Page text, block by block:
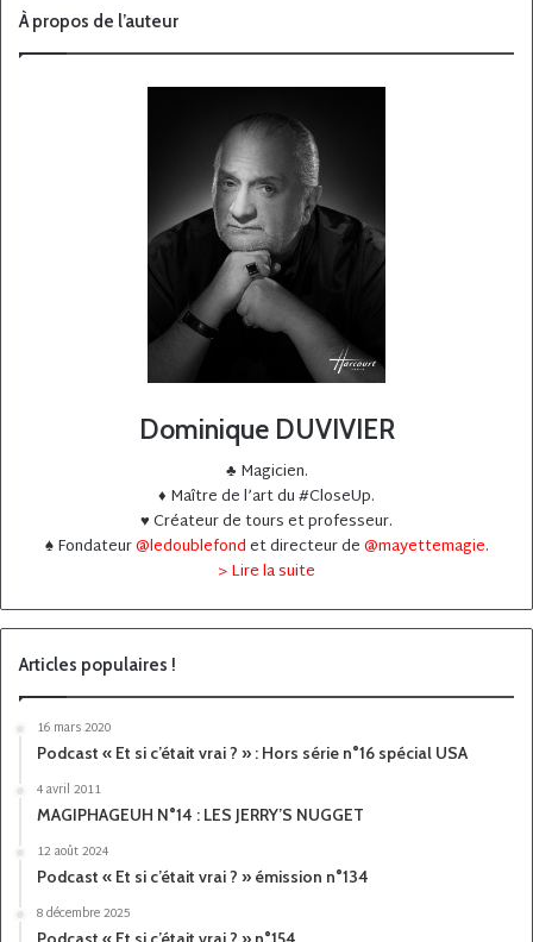
À propos de l’auteur
Dominique DUVIVIER
♣️ Magicien.
♦️ Maître de l’art du #CloseUp.
♥️ Créateur de tours et professeur.
♠️ Fondateur@ledoublefondet directeur de@mayettemagie.
> Lire la suite
Articles populaires !
16 mars 2020
Podcast « Et si c’était vrai ? » : Hors série n°16 spécial USA
4 avril 2011
MAGIPHAGEUH N°14 : LES JERRY’S NUGGET
12 août 2024
Podcast « Et si c’était vrai ? » émission n°134
8 décembre 2025